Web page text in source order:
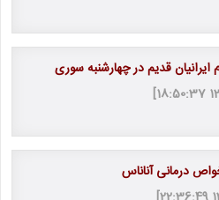
قدیم در چهارشنبه سوری